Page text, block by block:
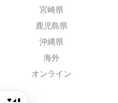
宮崎県
鹿児島県
沖縄県
海外
オンライン